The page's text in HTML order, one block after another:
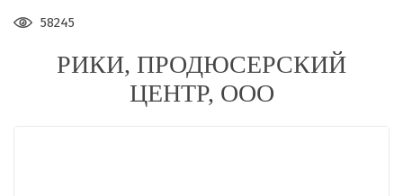
58245
РИКИ, ПРОДЮСЕРСКИЙ
ЦЕНТР, ООО